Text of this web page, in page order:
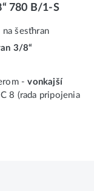
780 B/1-S
šesťhran
3/8“
-vonkajší
8 (rada pripojenia